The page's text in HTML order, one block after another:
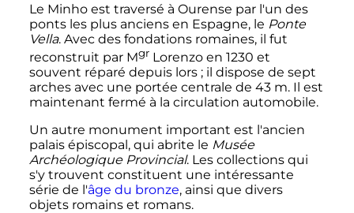
Le Minho est traversé à Ourense par l'un des
ponts les plus anciens en Espagne, le Ponte
Vella. Avec des fondations romaines, il fut
reconstruit par Mgr Lorenzoen 1230 et
souvent réparé depuis lors ; il dispose de sept
arches avec une portée centrale de 43 m. Il est
maintenant fermé à la circulation automobile.
Un autre monument important est l'ancien
palais épiscopal, qui abrite le Musée
Archéologique Provincial. Les collections qui
s'y trouvent constituent une intéressante
série de l'âge du bronze, ainsi que divers
objets romains et romans.